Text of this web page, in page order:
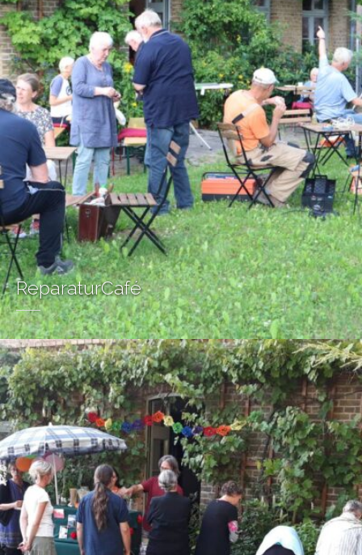
ReparaturCafé